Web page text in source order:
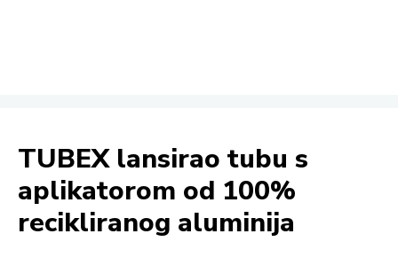
TUBEX lansirao tubu s
aplikatorom od 100%
recikliranog aluminija